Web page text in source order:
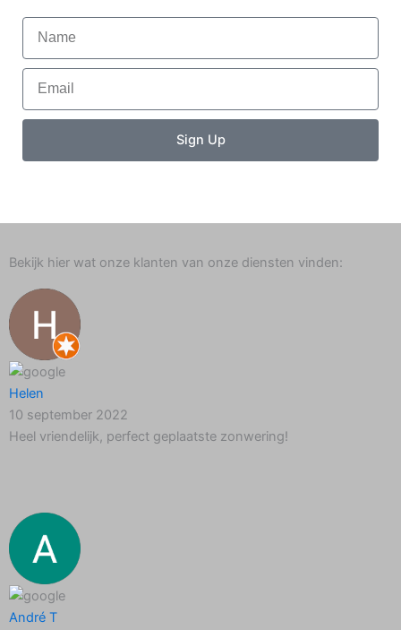
Sign Up
Bekijk hier wat onze klanten van onze diensten vinden:
Helen
10 september 2022
Heel vriendelijk, perfect geplaatste zonwering!
André T